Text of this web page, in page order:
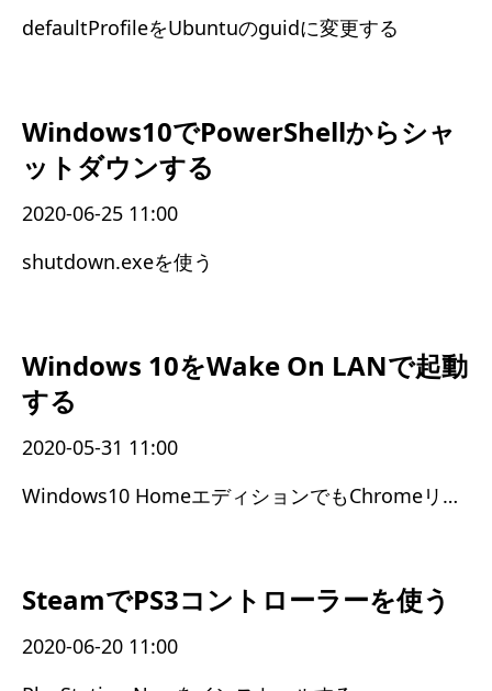
defaultProfileをUbuntuのguidに変更する
Windows10でPowerShellからシャ
ットダウンする
2020-06-25 11:00
shutdown.exeを使う
Windows 10をWake On LANで起動
する
2020-05-31 11:00
Windows10 HomeエディションでもChromeリモートデスクトップが使えた
SteamでPS3コントローラーを使う
2020-06-20 11:00